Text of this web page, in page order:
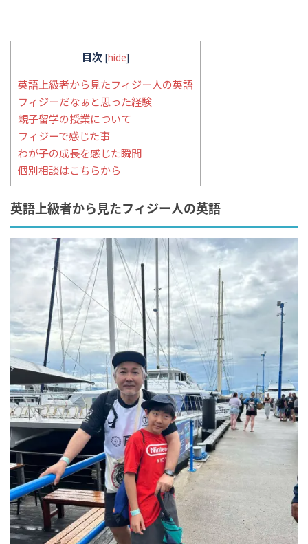
目次 [hide]
英語上級者から見たフィジー人の英語
フィジーだなぁと思った経験
親子留学の授業について
フィジーで感じた事
わが子の成長を感じた瞬間
個別相談はこちらから
英語上級者から見たフィジー人の英語